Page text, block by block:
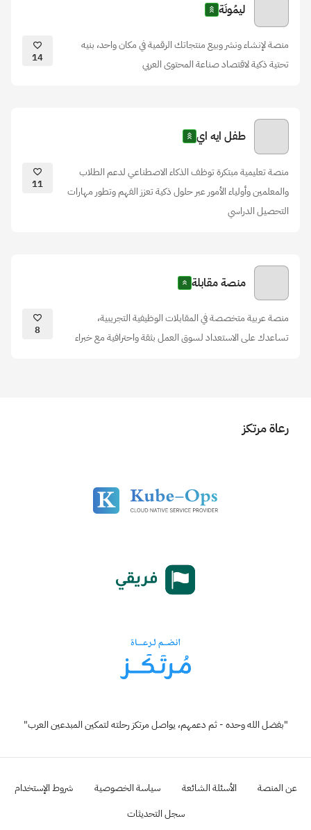
ليمُونَة
منصة لإنشاء ونشر وبيع منتجاتك الرقمية في مكان واحد، بنيه
تحتية ذكية لاقتصاد صناعة المحتوى العربي
14
طفل ايه اي
منصة تعليمية مبتكرة توظف الذكاء الاصطناعي لدعم الطلاب
والمعلمين وأولياء الأمور عبر حلول ذكية تعزز الفهم وتطور مهارات
التحصيل الدراسي
11
منصة مقابلة
منصة عربية متخصصة في المقابلات الوظيفية التجريبية،
تساعدك على الاستعداد لسوق العمل بثقة واحترافية مع خبراء
8
رعاة مرتكز
"بفضل الله وحده - ثم دعمهم، يواصل مرتكز رحلته لتمكين المبدعين العرب"
عن المنصة الأسئلة الشائعة سياسة الخصوصية
شروط الإستخدام
سجل التحديثات